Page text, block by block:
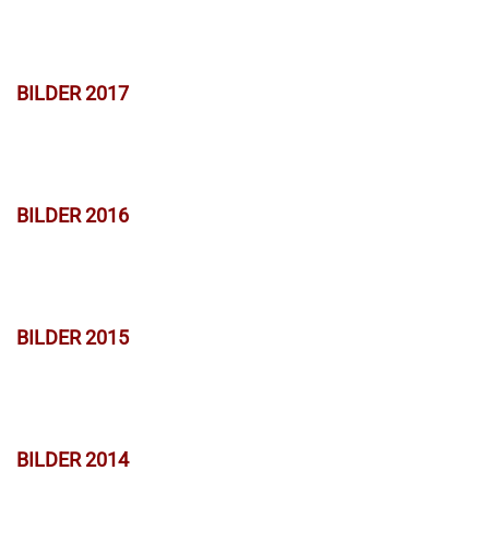
BILDER 2017
BILDER 2016
BILDER 2015
BILDER 2014